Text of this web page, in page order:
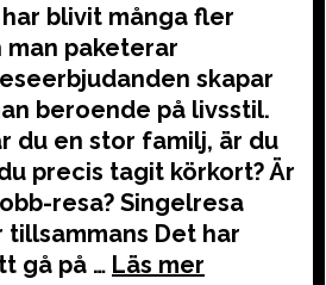
blivit många fler
paketerar
skapar
beroende på livsstil.
du en stor familj, är du
precis tagit körkort? Är
resa? Singelresa
Det har
gå på …